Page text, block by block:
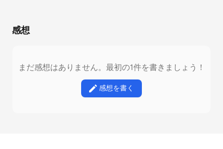
感想
まだ感想はありません。最初の1件を書きましょう！
感想を書く